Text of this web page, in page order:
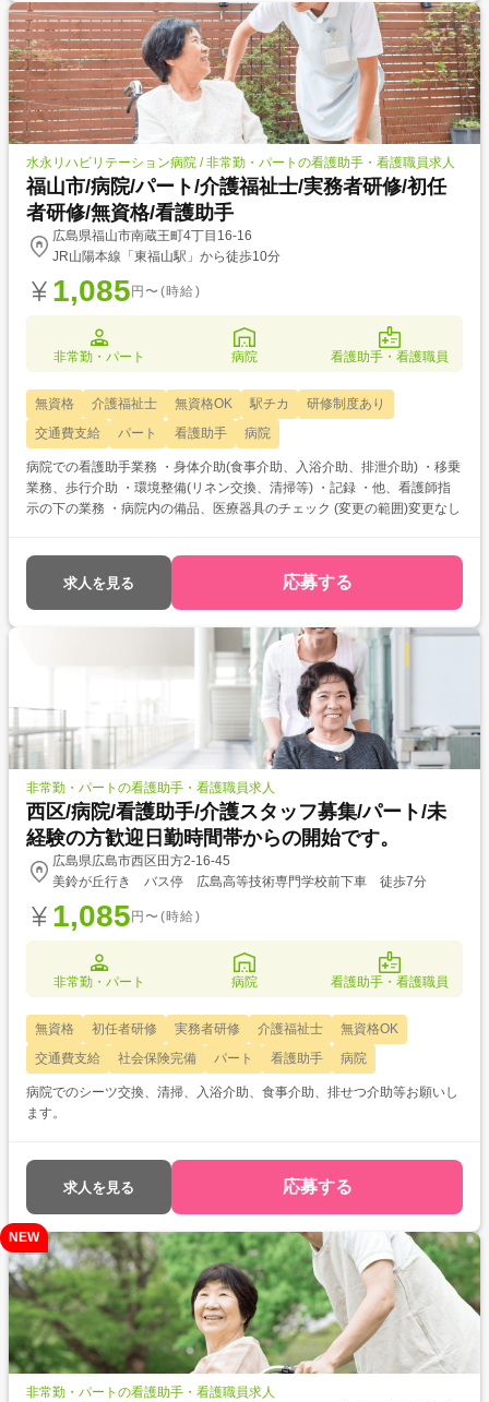
水永リハビリテーション病院 / 非常勤・パートの看護助手・看護職員求人
福山市/病院/パート/介護福祉士/実務者研修/初任
者研修/無資格/看護助手
広島県福山市南蔵王町4丁目16-16
JR山陽本線「東福山駅」から徒歩10分
1,085 円〜(時給)
非常勤・パート 病院 看護助手・看護職員
無資格 介護福祉士 無資格OK 駅チカ
研修制度あり
交通費支給
パート 看護助手 病院
病院での看護助手業務 ・身体介助(食事介助、入浴介助、排泄介助) ・移乗
業務、歩行介助 ・環境整備(リネン交換、清掃等) ・記録 ・他、看護師指
示の下の業務 ・病院内の備品、医療器具のチェック (変更の範囲)変更なし
求人を見る 応募する
非常勤・パートの看護助手・看護職員求人
西区/病院/看護助手/介護スタッフ募集/パート/未
経験の方歓迎日勤時間帯からの開始です。
広島県広島市西区田方2-16-45
美鈴が丘行き バス停 広島高等技術専門学校前下車 徒歩7分
1,085 円〜(時給)
非常勤・パート 病院 看護助手・看護職員
無資格 初任者研修 実務者研修 介護福祉士
無資格OK
交通費支給
社会保険完備 パート 看護助手 病院
病院でのシーツ交換、清掃、入浴介助、食事介助、排せつ介助等お願いし
ます。
求人を見る 応募する
NEW
非常勤・パートの看護助手・看護職員求人